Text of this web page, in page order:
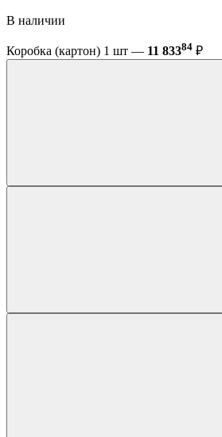
В наличии
Коробка (картон) 1 шт — 11 83384 ₽